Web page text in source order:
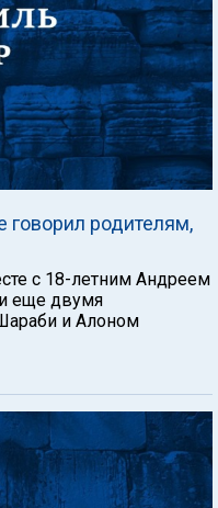
говорил родителям,
с 18-летним Андреем
еще двумя
и Алоном